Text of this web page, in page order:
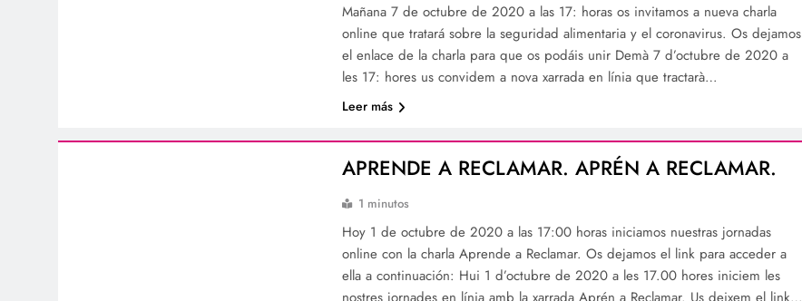
Mañana 7 de octubre de 2020 a las 17: horas os invitamos a nueva charla
online que tratará sobre la seguridad alimentaria y el coronavirus. Os dejamos
el enlace de la charla para que os podáis unir Demà 7 d’octubre de 2020 a
les 17: hores us convidem a nova xarrada en línia que tractarà…
Leer más
APRENDE A RECLAMAR. APRÉN A RECLAMAR.
1 minutos
Hoy 1 de octubre de 2020 a las 17:00 horas iniciamos nuestras jornadas
online con la charla Aprende a Reclamar. Os dejamos el link para acceder a
ella a continuación: Hui 1 d’octubre de 2020 a les 17.00 hores iniciem les